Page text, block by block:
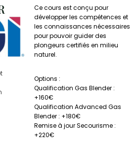
Ce cours est conçu pour
développer les compétences et
les connaissances nécessaires
pour pouvoir guider des
plongeurs certifiés en milieu
naturel.
Options :
Qualification Gas Blender :
+160€
Qualification Advanced Gas
Blender : +180€
Remise à jour Secourisme :
+220€